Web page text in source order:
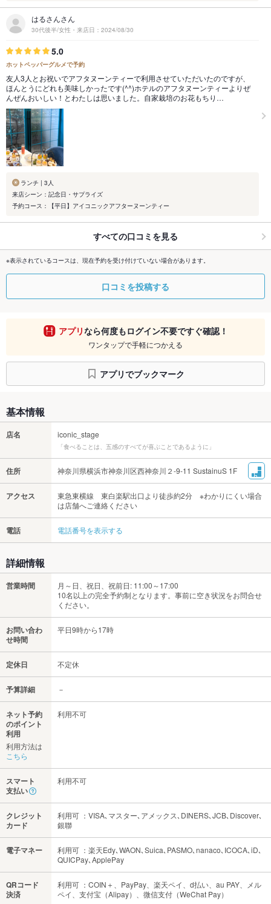
はるさんさん
30代後半/女性・来店日：2024/08/30
5.0
ホットペッパーグルメで予約
友人3人とお祝いでアフタヌーンティーで利用させていただいたのですが、
ほんとうにどれも美味しかったです(^^)ホテルのアフタヌーンティーよりぜ
んぜんおいしい！とわたしは思いました。自家栽培のお花もちり…
ランチ | 3人
来店シーン：記念日・サプライズ
予約コース：【平日】アイコニックアフターヌーンティー
すべての口コミを見る
※表示されているコースは、現在予約を受け付けていない場合があります。
口コミを投稿する
アプリなら何度もログイン不要ですぐ確認！
ワンタップで手軽につかえる
アプリでブックマーク
基本情報
店名 iconic_stage
「食べることは、五感のすべてが喜ぶことであるように」
住所 神奈川県横浜市神奈川区西神奈川２-9-11 SustainuS 1F
アクセス
東急東横線 東白楽駅出口より徒歩約2分 ※わかりにくい場合
は店舗へご連絡ください
電話 電話番号を表示する
詳細情報
営業時間
月～日、祝日、祝前日: 11:00～17:00
10名以上の完全予約制となります。事前に空き状況をお問合せ
ください。
お問い合わ
せ時間
平日9時から17時
定休日 不定休
予算詳細 －
ネット予約
のポイント
利用
利用方法は
こちら
利用不可
スマート
支払い
利用不可
クレジット
カード
利用可 ：VISA､マスター､アメックス､DINERS､JCB､Discover､
銀聯
電子マネー
利用可 ：楽天Edy､WAON､Suica､PASMO､nanaco､ICOCA､iD､
QUICPay､ApplePay
QRコード
決済
利用可 ：COIN＋、PayPay、楽天ペイ、d払い、au PAY、メル
ペイ、支付宝（Alipay）、微信支付（WeChat Pay）